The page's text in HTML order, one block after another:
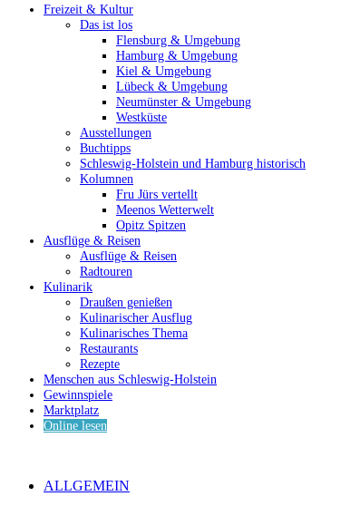
Freizeit & Kultur
Das ist los
Flensburg & Umgebung
Hamburg & Umgebung
Kiel & Umgebung
Lübeck & Umgebung
Neumünster & Umgebung
Westküste
Ausstellungen
Buchtipps
Schleswig-Holstein und Hamburg historisch
Kolumnen
Fru Jürs vertellt
Meenos Wetterwelt
Opitz Spitzen
Ausflüge & Reisen
Ausflüge & Reisen
Radtouren
Kulinarik
Draußen genießen
Kulinarischer Ausflug
Kulinarisches Thema
Restaurants
Rezepte
Menschen aus Schleswig-Holstein
Gewinnspiele
Marktplatz
Online lesen
ALLGEMEIN